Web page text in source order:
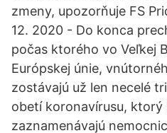
zmeny, upozorňuje FS
12. 2020 - Do konca
počas ktorého vo Veľkej
Európskej únie,
zostávajú už len necelé
obetí koronavírusu, ktorý
zaznamenávajú